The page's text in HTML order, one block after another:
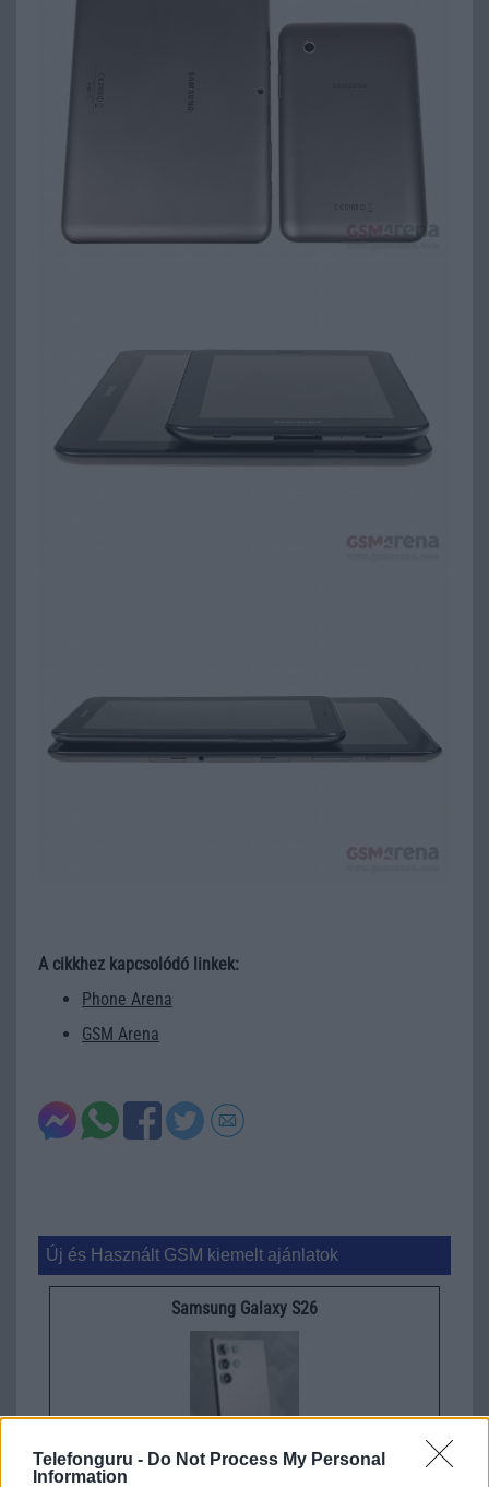
Telefonguru - Do Not Process My Personal
Information
A cikkhez kapcsolódó linkek:
Phone Arena
GSM Arena
Új és Használt GSM kiemelt ajánlatok
Samsung Galaxy S26